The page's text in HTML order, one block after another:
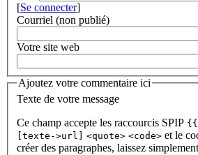
[Se connecter]
Courriel (non publié)
Votre site web
Ajoutez votre commentaire ici
Texte de votre message
Ce champ accepte les raccourcis SPIP
[texte->url]
<quote> <code> et le
créer des paragraphes, laissez